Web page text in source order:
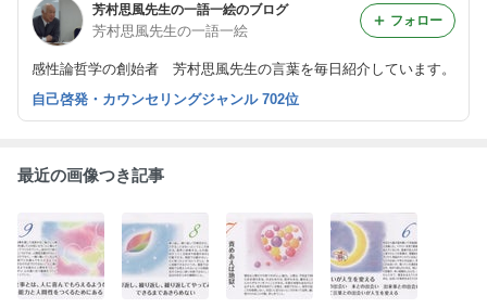
芳村思風先生の一語一絵のブログ
芳村思風先生の一語一絵
感性論哲学の創始者 芳村思風先生の言葉を毎日紹介しています。
フォロー
自己啓発・カウンセリングジャンル 702位
最近の画像つき記事